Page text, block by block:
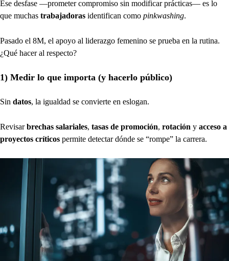
Ese desfase —prometer compromiso sin modificar prácticas— es lo
que muchas trabajadoras identifican como pinkwashing.
Pasado el 8M, el apoyo al liderazgo femenino se prueba en la rutina.
¿Qué hacer al respecto?
1) Medir lo que importa (y hacerlo público)
Sin datos, la igualdad se convierte en eslogan.
Revisarbrechas salariales, tasas de promoción, rotación y acceso a
proyectos críticos permite detectar dónde se “rompe” la carrera.